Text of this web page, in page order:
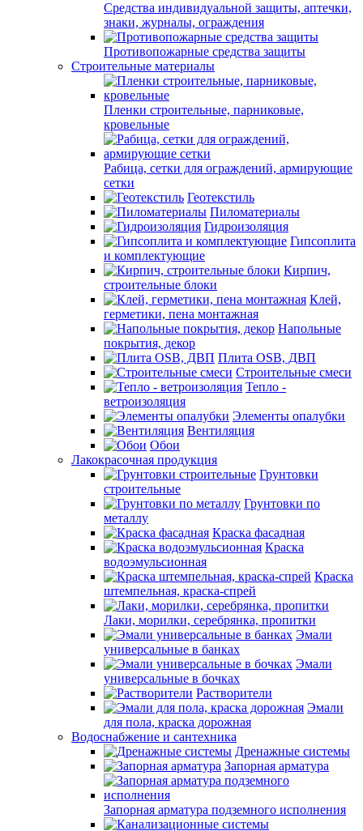
Средства индивидуальной защиты, аптечки,
знаки, журналы, ограждения
Противопожарные средства защиты
Строительные материалы
Пленки строительные, парниковые,
кровельные
Рабица, сетки для ограждений, армирующие
сетки
Геотекстиль
Пиломатериалы
Гидроизоляция
Гипсоплита
и комплектующие
Кирпич,
строительные блоки
Клей,
герметики, пена монтажная
Напольные
покрытия, декор
Плита OSB, ДВП
Строительные смеси
Тепло -
ветроизоляция
Элементы опалубки
Вентиляция
Обои
Лакокрасочная продукция
Грунтовки
строительные
Грунтовки по
металлу
Краска фасадная
Краска
водоэмульсионная
Краска
штемпельная, краска-спрей
Лаки, морилки, серебрянка, пропитки
Эмали
универсальные в банках
Эмали
универсальные в бочках
Растворители
Эмали
для пола, краска дорожная
Водоснабжение и сантехника
Дренажные системы
Запорная арматура
Запорная арматура подземного исполнения